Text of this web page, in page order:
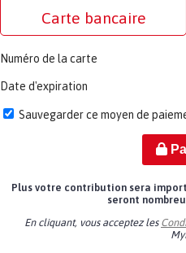
Carte bancaire
Numéro de la carte
Date d'expiration
Sauvegarder ce moyen de
Plus votre contribution sera
seront
En cliquant, vous acceptez les